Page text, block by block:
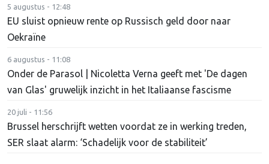
5 augustus - 12:48
EU sluist opnieuw rente op Russisch geld door naar
Oekraïne
6 augustus - 11:08
Onder de Parasol | Nicoletta Verna geeft met 'De dagen
van Glas' gruwelijk inzicht in het Italiaanse fascisme
20 juli - 11:56
Brussel herschrijft wetten voordat ze in werking treden,
SER slaat alarm: ‘Schadelijk voor de stabiliteit’